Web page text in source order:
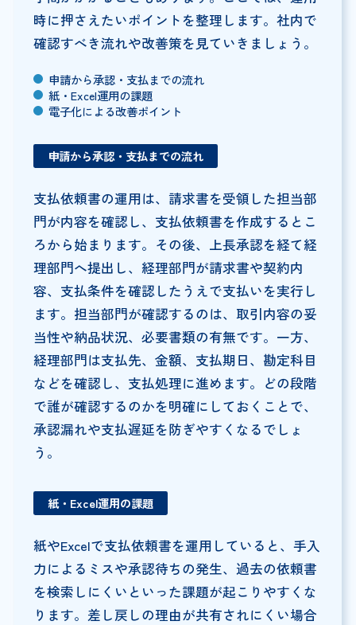
時に押さえたいポイントを整理します。社内で
確認すべき流れや改善策を見ていきましょう。
申請から承認・支払までの流れ
紙・Excel運用の課題
電子化による改善ポイント
申請から承認・支払までの流れ
支払依頼書の運用は、請求書を受領した担当部
門が内容を確認し、支払依頼書を作成するとこ
ろから始まります。その後、上長承認を経て経
理部門へ提出し、経理部門が請求書や契約内
容、支払条件を確認したうえで支払いを実行し
ます。担当部門が確認するのは、取引内容の妥
当性や納品状況、必要書類の有無です。一方、
経理部門は支払先、金額、支払期日、勘定科目
などを確認し、支払処理に進めます。どの段階
で誰が確認するのかを明確にしておくことで、
承認漏れや支払遅延を防ぎやすくなるでしょ
う。
紙・Excel運用の課題
紙やExcelで支払依頼書を運用していると、手入
力によるミスや承認待ちの発生、過去の依頼書
を検索しにくいといった課題が起こりやすくな
ります。差し戻しの理由が共有されにくい場合